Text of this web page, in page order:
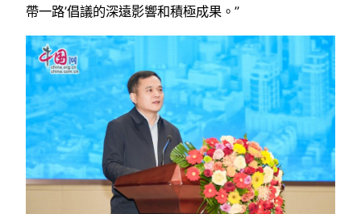
帶一路’倡議的深遠影響和積極成果。”